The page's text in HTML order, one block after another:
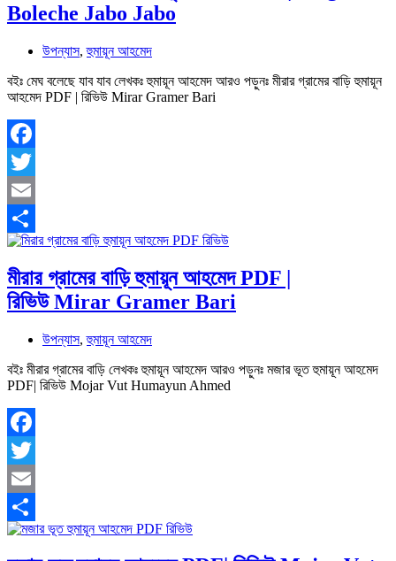
Boleche Jabo Jabo
উপন্যাস,হুমায়ূন আহমেদ
বইঃ মেঘ বলেছে যাব যাব লেখকঃ হুমায়ূন আহমেদ আরও পড়ুনঃ মীরার গ্রামের বাড়ি হুমায়ূন
আহমেদ PDF | রিভিউ Mirar Gramer Bari
Facebook
Twitter
Email
Share
মীরার গ্রামের বাড়ি হুমায়ূন আহমেদ PDF |
রিভিউ Mirar Gramer Bari
উপন্যাস,হুমায়ূন আহমেদ
বইঃ মীরার গ্রামের বাড়ি লেখকঃ হুমায়ূন আহমেদ আরও পড়ুনঃ মজার ভূত হুমায়ূন আহমেদ
PDF| রিভিউ Mojar Vut Humayun Ahmed
Facebook
Twitter
Email
Share